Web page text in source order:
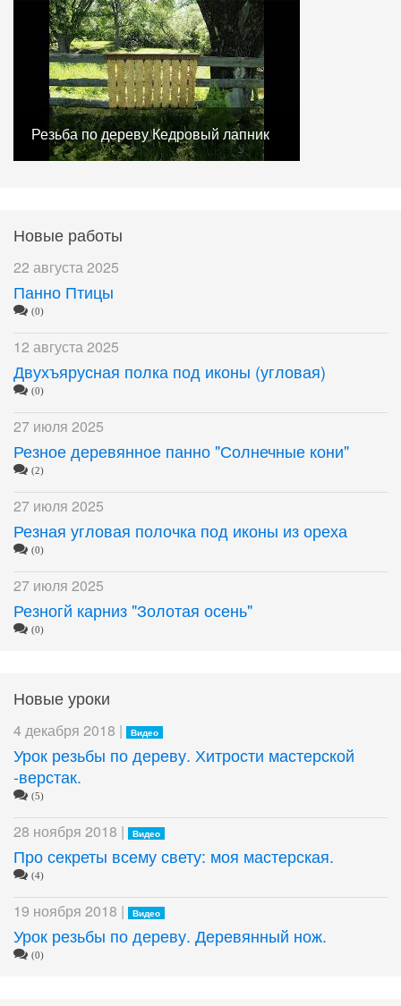
Резьба по дереву Кедровый лапник
Новые работы
22 августа 2025
Панно Птицы
(0)
12 августа 2025
Двухъярусная полка под иконы (угловая)
(0)
27 июля 2025
Резное деревянное панно "Солнечные кони"
(2)
27 июля 2025
Резная угловая полочка под иконы из ореха
(0)
27 июля 2025
Резногй карниз "Золотая осень"
(0)
Новые уроки
4 декабря 2018 | Видео
Урок резьбы по дереву. Хитрости мастерской
-верстак.
(5)
28 ноября 2018 | Видео
Про секреты всему свету: моя мастерская.
(4)
19 ноября 2018 | Видео
Урок резьбы по дереву. Деревянный нож.
(0)